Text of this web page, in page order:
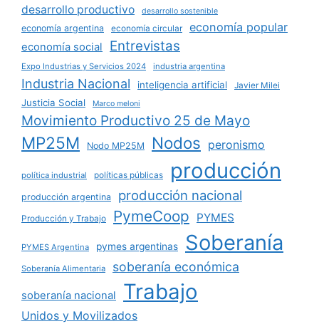
desarrollo productivo desarrollo sostenible
economía argentina economía circular economía popular
economía social Entrevistas
Expo Industrias y Servicios 2024 industria argentina
Industria Nacional inteligencia artificial Javier Milei
Justicia Social Marco meloni
Movimiento Productivo 25 de Mayo
MP25M Nodo MP25M Nodos peronismo
política industrial políticas públicas producción
producción argentina producción nacional
Producción y Trabajo PymeCoop PYMES
PYMES Argentina pymes argentinas Soberanía
Soberanía Alimentaria soberanía económica
soberanía nacional Trabajo
Unidos y Movilizados